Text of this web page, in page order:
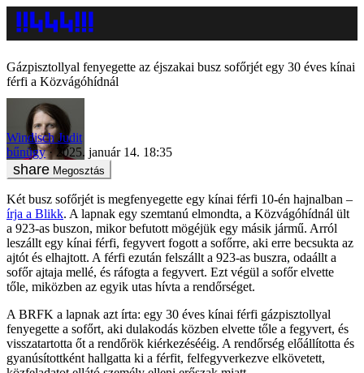
Gázpisztollyal fenyegette az éjszakai busz sofőrjét egy 30 éves kínai
férfi a Közvágóhídnál
Windisch Judit
bűnügy
2025. január 14. 18:35
Megosztás
Két busz sofőrjét is megfenyegette egy kínai férfi 10-én hajnalban –
írja a Blikk. A lapnak egy szemtanú elmondta, a Közvágóhídnál ült
a 923-as buszon, mikor befutott mögéjük egy másik jármű. Arról
leszállt egy kínai férfi, fegyvert fogott a sofőrre, aki erre becsukta az
ajtót és elhajtott. A férfi ezután felszállt a 923-as buszra, odaállt a
sofőr ajtaja mellé, és ráfogta a fegyvert. Ezt végül a sofőr elvette
tőle, miközben az egyik utas hívta a rendőrséget.
A BRFK a lapnak azt írta: egy 30 éves kínai férfi gázpisztollyal
fenyegette a sofőrt, aki dulakodás közben elvette tőle a fegyvert, és
visszatartotta őt a rendőrök kiérkezésééig. A rendőrség előállította és
gyanúsítottként hallgatta ki a férfit, felfegyverkezve elkövetett,